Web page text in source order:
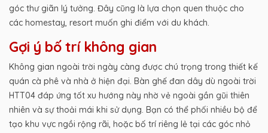
góc thư giãn lý tưởng. Đây cũng là lựa chọn quen thuộc cho
các homestay, resort muốn ghi điểm với du khách.
Gợi ý bố trí không gian
Không gian ngoài trời ngày càng được chú trọng trong thiết kế
quán cà phê và nhà ở hiện đại. Bàn ghế đan dây dù ngoài trời
HTT04 đáp ứng tốt xu hướng này nhờ vẻ ngoài gần gũi thiên
nhiên và sự thoải mái khi sử dụng. Bạn có thể phối nhiều bộ để
tạo khu vực ngồi rộng rãi, hoặc bố trí riêng lẻ tại các góc nhỏ